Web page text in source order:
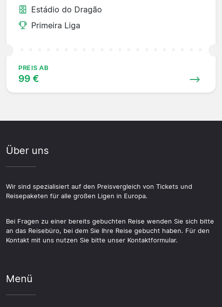
Estádio do Dragão
Primeira Liga
PREIS AB
99 €
Über uns
Wir sind spezialisiert auf den Preisvergleich von Tickets und
Reisepaketen für alle großen Ligen in Europa.
Bei Fragen zu einer bereits gebuchten Reise wenden Sie sich bitte
an das Reisebüro, bei dem Sie Ihre Reise gebucht haben. Für den
Kontakt mit uns nutzen Sie bitte unser Kontaktformular.
Menü